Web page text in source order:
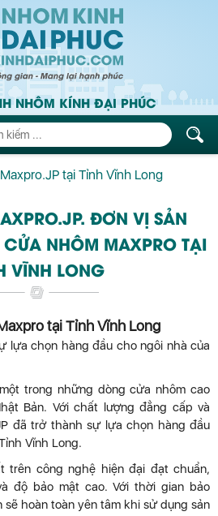
NHÔM KÍNH ĐẠI PHÚC
tại Tỉnh Vĩnh Long
ĐƠN VỊ SẢN
NHÔM MAXPRO TẠI
VĨNH LONG
tại Tỉnh Vĩnh Long
lựa chọn hàng đầu cho ngôi nhà của
trong những dòng cửa nhôm cao
Bản. Với chất lượng đẳng cấp và
đã trở thành sự lựa chọn hàng đầu
Vĩnh Long.
trên công nghệ hiện đại đạt chuẩn,
độ bảo mật cao. Với thời gian bảo
sẽ hoàn toàn yên tâm khi sử dụng sản